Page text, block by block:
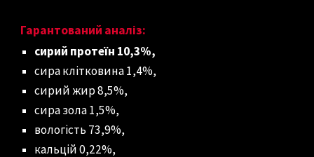
Гарантований аналіз:
сирий протеїн 10,3%,
сира клітковина 1,4%,
сирий жир 8,5%,
сира зола 1,5%,
вологість 73,9%,
кальцій 0,22%,